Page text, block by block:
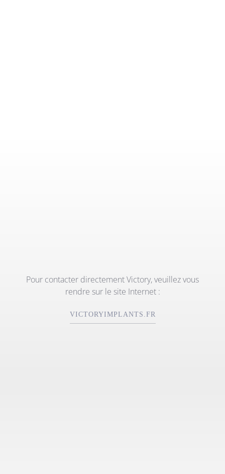
Pour contacter directement Victory, veuillez vous
rendre sur le site Internet :
VICTORYIMPLANTS.FR